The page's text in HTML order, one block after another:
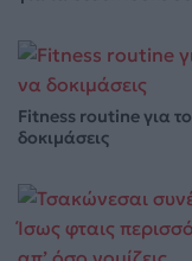
Fitness routine για
δοκιμάσεις